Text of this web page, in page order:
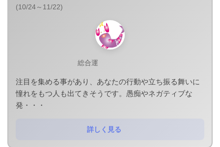
(10/24～11/22)
総合運
注目を集める事があり、あなたの行動や立ち振る舞いに
憧れをもつ人も出てきそうです。愚痴やネガティブな
発・・・
詳しく見る